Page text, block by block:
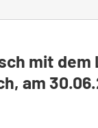
mit
am